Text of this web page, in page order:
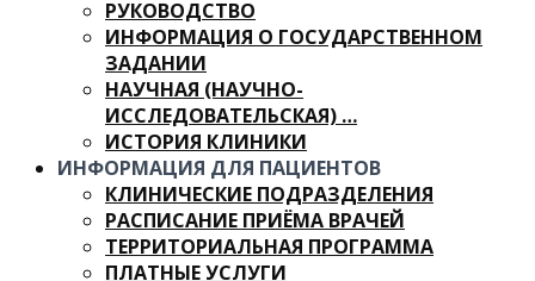
РУКОВОДСТВО
ИНФОРМАЦИЯ О ГОСУДАРСТВЕННОМ
ЗАДАНИИ
НАУЧНАЯ (НАУЧНО-
ИССЛЕДОВАТЕЛЬСКАЯ) …
ИСТОРИЯ КЛИНИКИ
ИНФОРМАЦИЯ ДЛЯ ПАЦИЕНТОВ
КЛИНИЧЕСКИЕ ПОДРАЗДЕЛЕНИЯ
РАСПИСАНИЕ ПРИЁМА ВРАЧЕЙ
ТЕРРИТОРИАЛЬНАЯ ПРОГРАММА
ПЛАТНЫЕ УСЛУГИ